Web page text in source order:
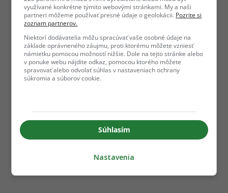
využívané konkrétne týmito webovými stránkami. My a naši
partneri môžeme používať presné údaje o geolokácii. Pozrite si
zoznam partnerov.
Niektorí dodávatelia môžu spracúvať vaše osobné údaje na
základe oprávneného záujmu, proti ktorému môžete vzniesť
námietku pomocou možností nižšie. Dole na tejto stránke alebo
v ponuke webu nájdite odkaz, pomocou ktorého môžete
spravovať alebo odvolať súhlas v nastaveniach ochrany
súkromia a súborov cookie.
Súhlasím
Nastavenia